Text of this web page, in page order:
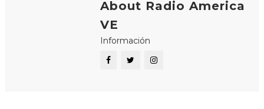
About Radio America
VE
Información